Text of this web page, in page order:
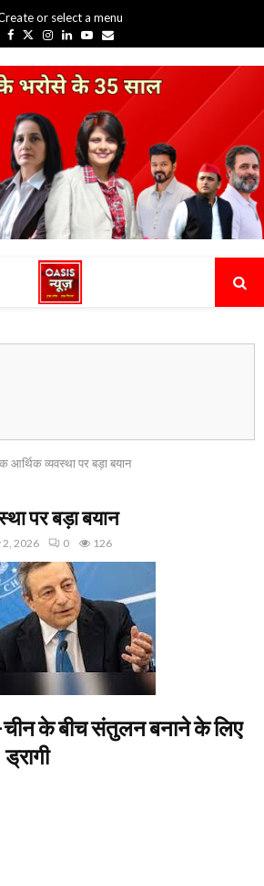
or select a menu
Facebook
TwitterInstagram
Linkedin
Youtube
Email
आर्थिक व्यवस्था पर बड़ा बयान
पर बड़ा बयान
2, 2026 0 126
चीन के बीच संतुलन बनाने के लिए